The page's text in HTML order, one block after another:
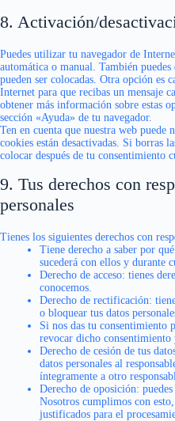
8. Activación/
Puedes utilizar tu navegador de
automática o manual. También
pueden ser colocadas. Otra opción es
Internet para que recibas un mensaje
obtener más información sobre estas
sección «Ayuda» de tu navegador.
Ten en cuenta que nuestra web puede
cookies están desactivadas. Si borras
colocar después de tu consentimiento
9. Tus derechos con
personales
Tienes los siguientes derechos con
Tiene derecho a saber por
sucederá con ellos y durante
Derecho de acceso: tienes
conocemos.
Derecho de rectificación:
o bloquear tus datos
Si nos das tu consentimiento
revocar dicho consentimiento
Derecho de cesión de tus
datos personales al
íntegramente a otro
Derecho de oposición:
Nosotros cumplimos con
justificados para el